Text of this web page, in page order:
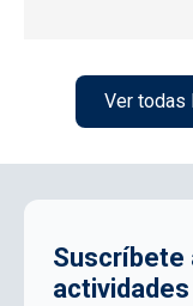
Ver todas
Suscríbete
actividades